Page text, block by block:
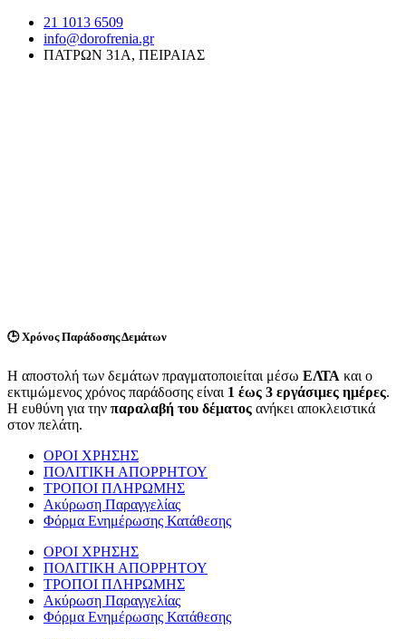
21 1013 6509
info@dorofrenia.gr
ΠΑΤΡΩΝ 31Α, ΠΕΙΡΑΙΑΣ
🕒Χρόνος Παράδοσης Δεμάτων
Η αποστολή των δεμάτων πραγματοποιείται μέσω ΕΛΤΑ και ο
εκτιμώμενος χρόνος παράδοσης είναι 1 έως 3 εργάσιμες ημέρες.
Η ευθύνη για την παραλαβή του δέματος ανήκει αποκλειστικά
στον πελάτη.
ΟΡΟΙ ΧΡΗΣΗΣ
ΠΟΛΙΤΙΚΗ ΑΠΟΡΡΗΤΟΥ
ΤΡΟΠΟΙ ΠΛΗΡΩΜΗΣ
Ακύρωση Παραγγελίας
Φόρμα Ενημέρωσης Κατάθεσης
ΟΡΟΙ ΧΡΗΣΗΣ
ΠΟΛΙΤΙΚΗ ΑΠΟΡΡΗΤΟΥ
ΤΡΟΠΟΙ ΠΛΗΡΩΜΗΣ
Ακύρωση Παραγγελίας
Φόρμα Ενημέρωσης Κατάθεσης